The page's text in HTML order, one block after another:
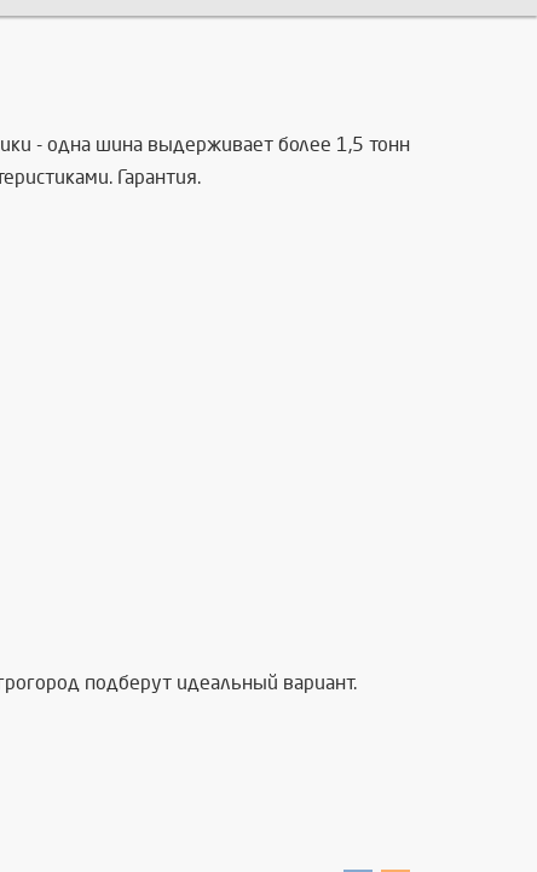
- одна шина выдерживает более 1,5 тонн
Гарантия.
подберут идеальный вариант.